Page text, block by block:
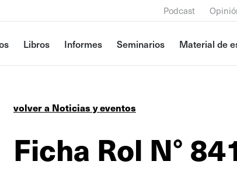
Podcast
Libros Informes Seminarios Material de
volver a Noticias y eventos
Ficha Rol N°